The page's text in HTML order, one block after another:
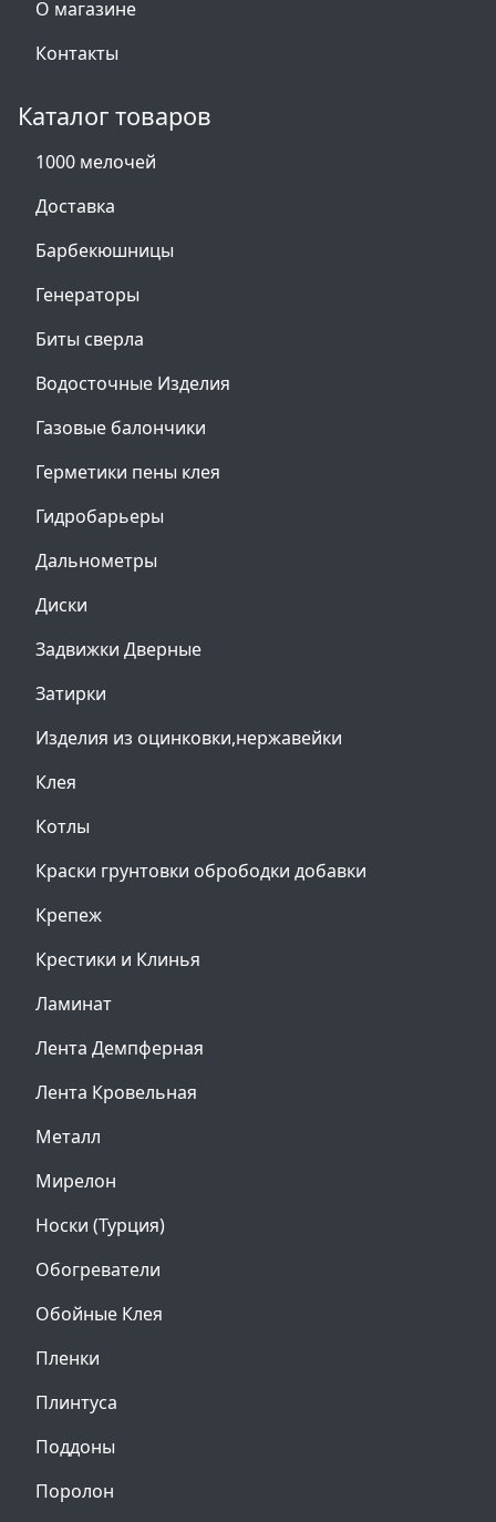
О магазине
Контакты
Каталог товаров
1000 мелочей
Доставка
Барбекюшницы
Генераторы
Биты сверла
Водосточные Изделия
Газовые балончики
Герметики пены клея
Гидробарьеры
Дальнометры
Диски
Задвижки Дверные
Затирки
Изделия из оцинковки,нержавейки
Клея
Котлы
Краски грунтовки обрободки добавки
Крепеж
Крестики и Клинья
Ламинат
Лента Демпферная
Лента Кровельная
Металл
Мирелон
Носки (Турция)
Обогреватели
Обойные Клея
Пленки
Плинтуса
Поддоны
Поролон